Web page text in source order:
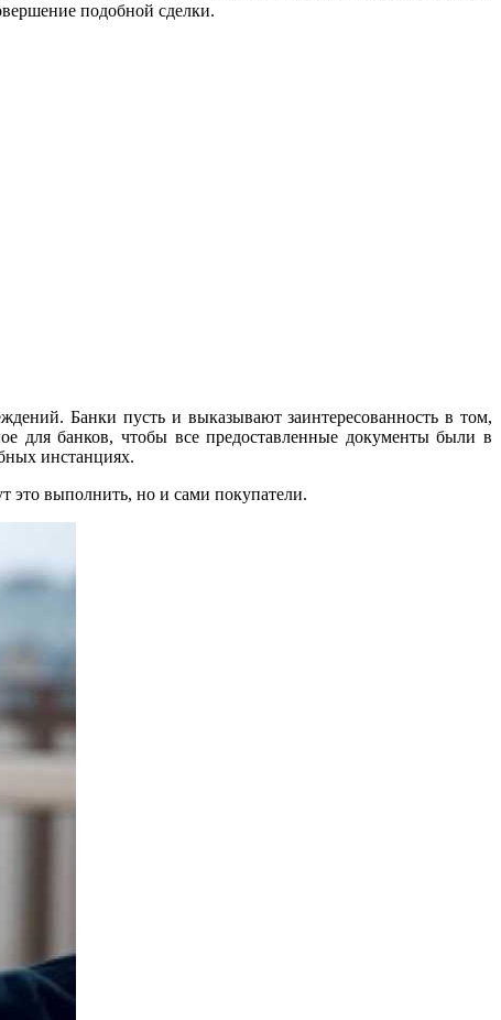
подобной сделки.
Банки пусть и выказывают заинтересованность в том,
для банков, чтобы все предоставленные документы были в
инстанциях.
это выполнить, но и сами покупатели.